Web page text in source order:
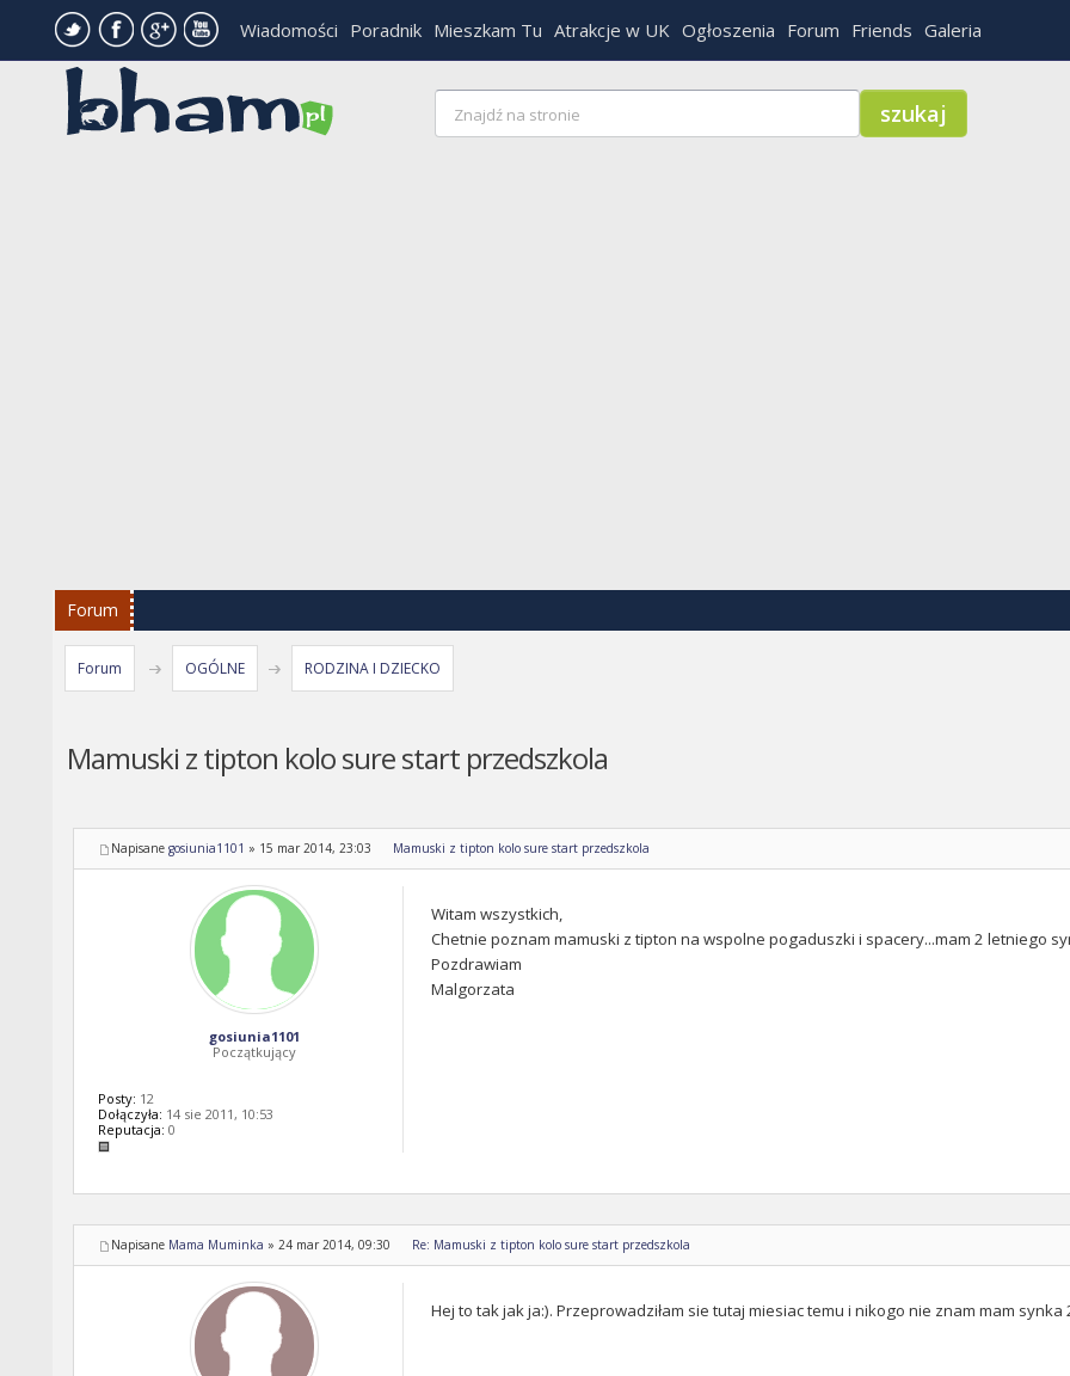
Wiadomości Poradnik Mieszkam Tu Atrakcje w UK Ogłoszenia Forum Friends Galeria
Forum
Forum OGÓLNE RODZINA I DZIECKO
Mamuski z tipton kolo sure start przedszkola
Napisane gosiunia1101 » 15 mar 2014, 23:03 Mamuski z tipton kolo sure start przedszkola
Witam wszystkich,
Chetnie poznam mamuski z tipton na wspolne pogaduszki i spacery...mam 2 letniego
Pozdrawiam
Malgorzata
gosiunia1101
Początkujący
Posty: 12
Dołączyła: 14 sie 2011, 10:53
Reputacja: 0
Napisane Mama Muminka » 24 mar 2014, 09:30 Re: Mamuski z tipton kolo sure start przedszkola
Hej to tak jak ja:). Przeprowadziłam sie tutaj miesiac temu i nikogo nie znam mam